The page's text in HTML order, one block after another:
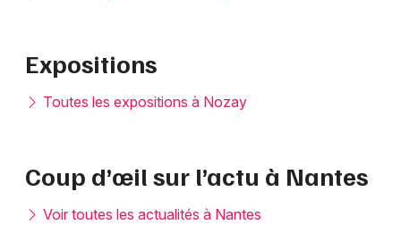
Expositions
Toutes les expositions à Nozay
Coup d’œil sur l’actu à Nantes
Voir toutes les actualités à Nantes